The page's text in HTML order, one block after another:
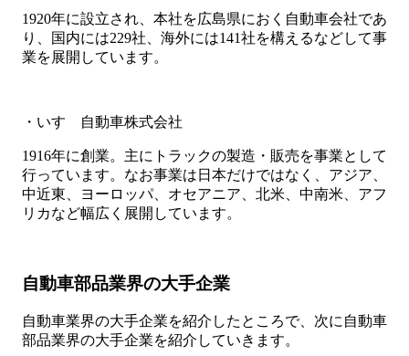
1920年に設立され、本社を広島県におく自動車会社であ
り、国内には229社、海外には141社を構えるなどして事
業を展開しています。
・いすゞ自動車株式会社
1916年に創業。主にトラックの製造・販売を事業として
行っています。なお事業は日本だけではなく、アジア、
中近東、ヨーロッパ、オセアニア、北米、中南米、アフ
リカなど幅広く展開しています。
自動車部品業界の大手企業
自動車業界の大手企業を紹介したところで、次に自動車
部品業界の大手企業を紹介していきます。